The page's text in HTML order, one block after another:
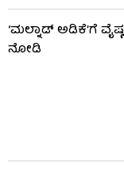
‘ಮಲ್ನಾಡ್ ಅಡಿಕೆ’ಗೆ
ನೋಡಿ